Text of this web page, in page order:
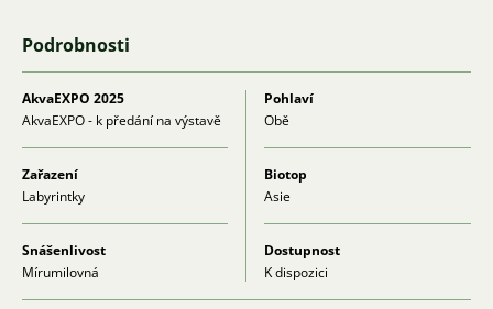
Podrobnosti
AkvaEXPO 2025
AkvaEXPO - k předání na výstavě
Pohlaví
Obě
Zařazení
Labyrintky
Biotop
Asie
Snášenlivost
Mírumilovná
Dostupnost
K dispozici